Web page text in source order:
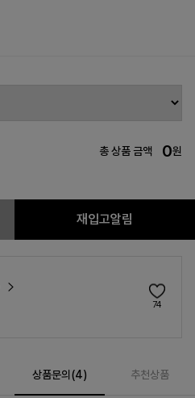
총 상품 금액 0원
재입고알림
74
상품문의(4) 추천상품